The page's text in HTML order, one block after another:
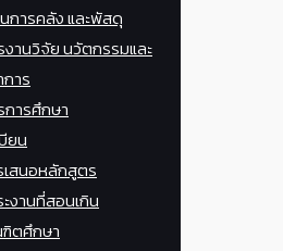
การคลัง และพัสดุ
งานวิจัย นวัตกรรมและ
าร
การศึกษา
ยน
เสนอหลักสูตร
งานที่สอนเกิน
ตศึกษา